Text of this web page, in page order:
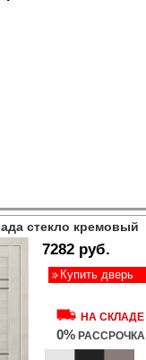
стекло кремовый
7282 руб.
Купить дверь
НА СКЛАДЕ
0% РАССРОЧКА